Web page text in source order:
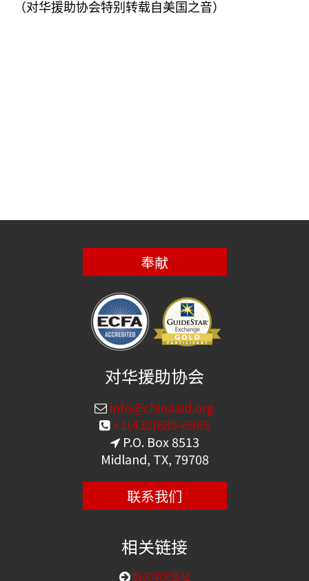
（对华援助协会特别转载自美国之音）
奉献
对华援助协会
info@chinaaid.org
+1(432)689-6985
P.O. Box 8513
Midland, TX, 79708
联系我们
相关链接
购买中文圣经